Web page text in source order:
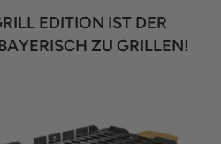
EDITION IST DER
ZU GRILLEN!